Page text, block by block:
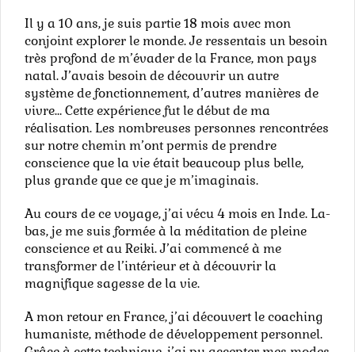
Il y a 10 ans, je suis partie 18 mois avec mon
conjoint explorer le monde. Je ressentais un besoin
très profond de m’évader de la France, mon pays
natal. J’avais besoin de découvrir un autre
système de fonctionnement, d’autres manières de
vivre… Cette expérience fut le début de ma
réalisation. Les nombreuses personnes rencontrées
sur notre chemin m’ont permis de prendre
conscience que la vie était beaucoup plus belle,
plus grande que ce que je m’imaginais.
Au cours de ce voyage, j’ai vécu 4 mois en Inde. La-
bas, je me suis formée à la méditation de pleine
conscience et au Reiki. J’ai commencé à me
transformer de l’intérieur et à découvrir la
magnifique sagesse de la vie.
A mon retour en France, j’ai découvert le coaching
humaniste, méthode de développement personnel.